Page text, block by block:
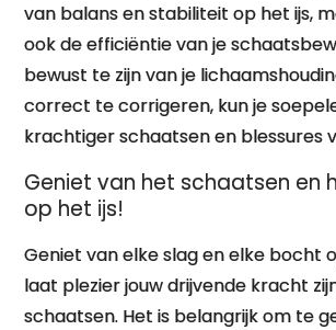
van balans en stabiliteit op het ijs,
ook de efficiëntie van je
bewust te zijn van je
correct te corrigeren, kun je
krachtiger schaatsen en blessures
Geniet van het schaatsen en
op het ijs!
Geniet van elke slag en elke bocht
laat plezier jouw drijvende kracht
schaatsen. Het is belangrijk om te